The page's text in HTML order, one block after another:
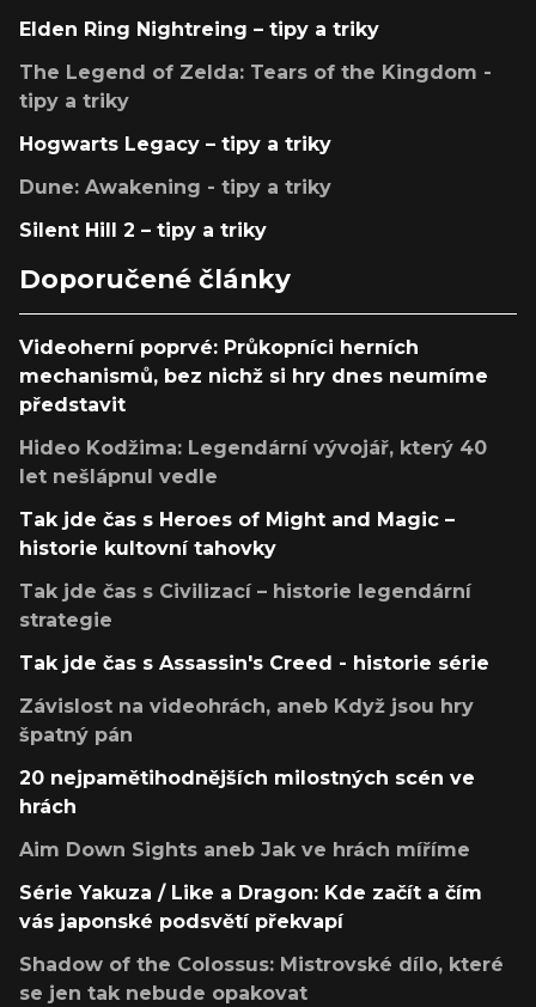
Elden Ring Nightreing – tipy a triky
The Legend of Zelda: Tears of the Kingdom -
tipy a triky
Hogwarts Legacy – tipy a triky
Dune: Awakening - tipy a triky
Silent Hill 2 – tipy a triky
Doporučené články
Videoherní poprvé: Průkopníci herních
mechanismů, bez nichž si hry dnes neumíme
představit
Hideo Kodžima: Legendární vývojář, který 40
let nešlápnul vedle
Tak jde čas s Heroes of Might and Magic –
historie kultovní tahovky
Tak jde čas s Civilizací – historie legendární
strategie
Tak jde čas s Assassin's Creed - historie série
Závislost na videohrách, aneb Když jsou hry
špatný pán
20 nejpamětihodnějších milostných scén ve
hrách
Aim Down Sights aneb Jak ve hrách míříme
Série Yakuza / Like a Dragon: Kde začít a čím
vás japonské podsvětí překvapí
Shadow of the Colossus: Mistrovské dílo, které
se jen tak nebude opakovat